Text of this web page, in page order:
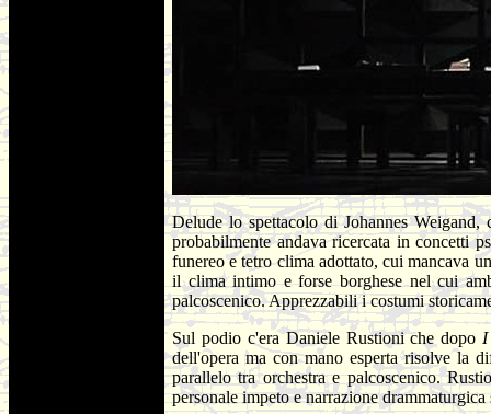
Delude lo spettacolo di Johannes
probabilmente andava ricercata in concetti
funereo e tetro clima adottato, cui mancava
il clima intimo e forse borghese nel cui
palcoscenico. Apprezzabili i costumi
Sul podio c'era Daniele Rustioni che dopo
dell'opera ma con mano esperta risolve la
parallelo tra orchestra e palcoscenico.
personale impeto e narrazione